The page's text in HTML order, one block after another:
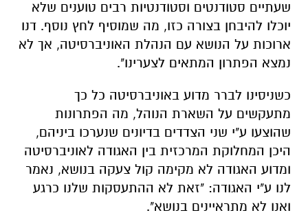
שעתיים סטודנטים וסטודנטיות רבים טוענים שלא
יוכלו להיבחן בצורה כזו, מה שמוסיף לחץ נוסף. דנו
ארוכות על הנושא עם הנהלת האוניברסיטה, אך לא
נמצא הפתרון המתאים לצערינו".
כשניסינו לברר מדוע באוניברסיטה כל כך
מתעקשים על השארת הנוהל, מה הפתרונות
שהוצעו ע"י שני הצדדים בדיונים שנערכו ביניהם,
היכן המחלוקת המרכזית בין האגודה לאוניברסיטה
ומדוע האגודה לא מקימה קול צעקה בנושא, נאמר
לנו ע"י האגודה: "זאת לא ההתעסקות שלנו כרגע
ואנו לא מתראיינים בנושא".